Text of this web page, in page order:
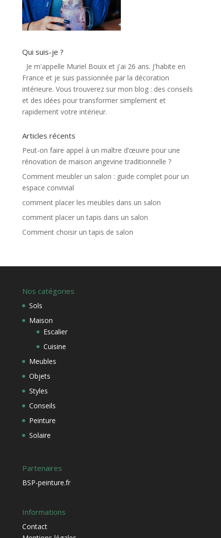
Qui suis-je ?
Je m'appelle Muriel Bouix et j'ai 26 ans. J'habite en
France et je suis passionnée par la décoration
intérieure. Vous trouverez sur mon blog : des conseils
et des idées pour transformer simplement et
rapidement votre intérieur.
Articles récents
Peut-on faire appel à un maître d’œuvre pour une
rénovation de maison angevine traditionnelle ?
Comment meubler un salon : guide complet pour un
espace convivial
comment placer les meubles dans un salon
comment placer un tapis dans un salon
Comment choisir un tapis de salon
Nos catégories
Sols
Maison
Escalier
Cuisine
Meubles
Objets
Styles
Conseils
Peinture
Solaire
Partenaires
BSP-peinture.fr
Informations
Contact